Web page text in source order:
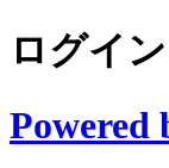
ログイン
Powered